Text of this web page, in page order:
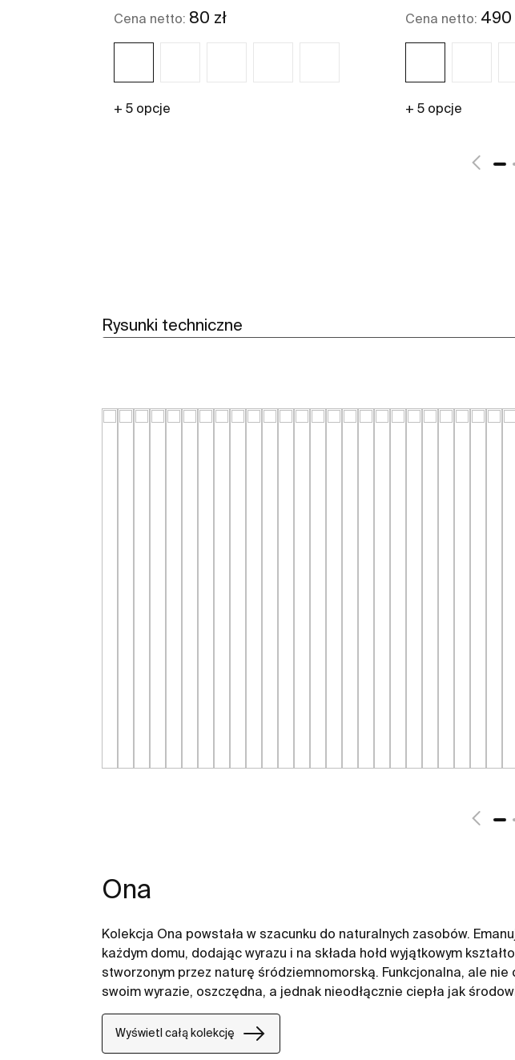
Cena netto: 80 zł
+ 5 opcje
Cena netto: 490
+ 5 opcje
Rysunki techniczne
Ona
Kolekcja Ona powstała w szacunku do naturalnych zasobów.
każdym domu, dodając wyrazu i na składa hołd wyjątkowym
stworzonym przez naturę śródziemnomorską. Funkcjonalna, ale nie
swoim wyrazie, oszczędna, a jednak nieodłącznie ciepła jak
naturalne, stworzona przez tych, którzy czerpią z siły spokojnych
Wyświetl całą kolekcję